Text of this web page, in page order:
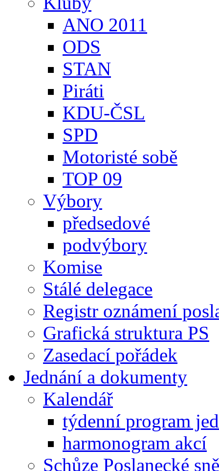
ANO 2011
ODS
STAN
Piráti
KDU-ČSL
SPD
Motoristé sobě
TOP 09
Výbory
předsedové
podvýbory
Komise
Stálé delegace
Registr oznámení
Grafická struktura PS
Zasedací pořádek
Jednání a dokumenty
Kalendář
týdenní program
harmonogram akcí
Schůze Poslanecké